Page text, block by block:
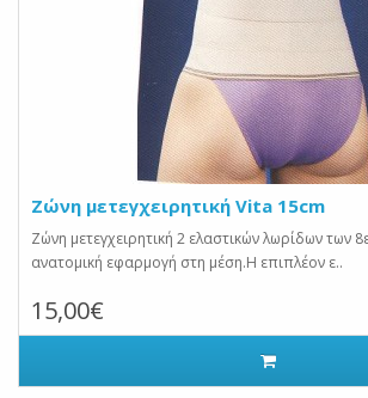
Ζώνη μετεγχειρητική Vita 15cm
Ζώνη μετεγχειρητική 2 ελαστικών λωρίδων των
ανατομική εφαρμογή στη μέση.Η επιπλέον ε..
15,00€